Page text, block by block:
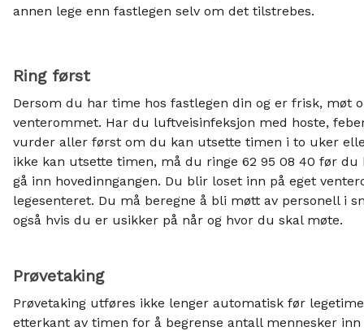
annen lege enn fastlegen selv om det tilstrebes.
Ring først
Dersom du har time hos fastlegen din og er frisk, møt
venterommet. Har du luftveisinfeksjon med hoste,
vurder aller først om du kan utsette timen i to uker
ikke kan utsette timen, må du ringe 62 95 08 40 før
gå inn hovedinngangen. Du blir loset inn på eget
legesenteret. Du må beregne å bli møtt av personell i
også hvis du er usikker på når og hvor du skal møte.
Prøvetaking
Prøvetaking utføres ikke lenger automatisk før
etterkant av timen for å begrense antall mennesker inn